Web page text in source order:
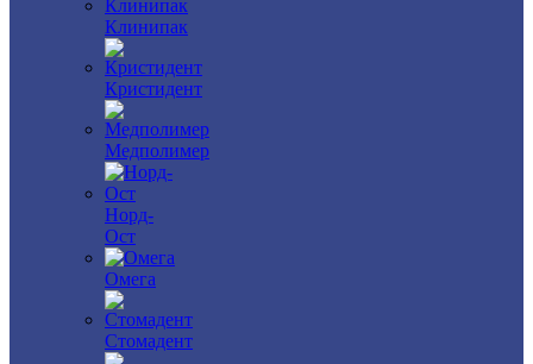
Клинипак
Кристидент
Медполимер
Норд-
Ост
Омега
Стомадент